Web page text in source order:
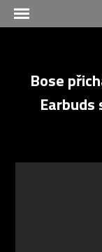
Bose
Earbuds